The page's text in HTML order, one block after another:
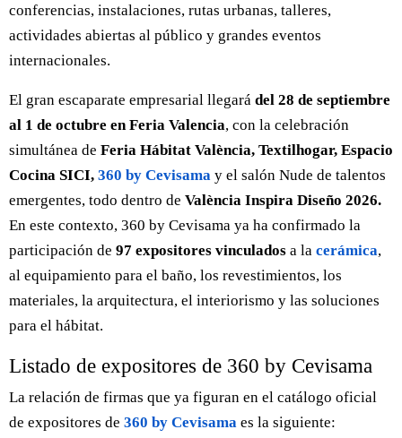
conferencias, instalaciones, rutas urbanas, talleres,
actividades abiertas al público y grandes eventos
internacionales.
El gran escaparate empresarial llegará del 28 de septiembre
al 1 de octubre en Feria Valencia, con la celebración
simultánea de Feria Hábitat València, Textilhogar, Espacio
Cocina SICI, 360 by Cevisama y el salón Nude de talentos
emergentes, todo dentro de València Inspira Diseño 2026.
En este contexto, 360 by Cevisama ya ha confirmado la
participación de 97 expositores vinculados a la cerámica,
al equipamiento para el baño, los revestimientos, los
materiales, la arquitectura, el interiorismo y las soluciones
para el hábitat.
Listado de expositores de 360 by Cevisama
La relación de firmas que ya figuran en el catálogo oficial
de expositores de 360 by Cevisama es la siguiente: